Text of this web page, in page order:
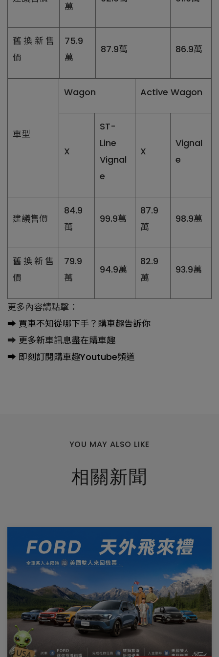
萬
舊換新售
價
75.9
萬
87.9萬 86.9萬
車型
Wagon Active Wagon
X
ST-
Line
Vignal
e
X
Vignal
e
建議售價
84.9
萬
99.9萬
87.9
萬
98.9萬
舊換新售
價
79.9
萬
94.9萬
82.9
萬
93.9萬
更多內容請點擊：
➡️ 買車不知從哪下手？購車趣告訴你
➡️ 更多新車訊息盡在購車趣
➡️ 即刻訂閱購車趣Youtube頻道
YOU MAY ALSO LIKE
相關新聞